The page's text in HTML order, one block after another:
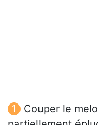
Couper le